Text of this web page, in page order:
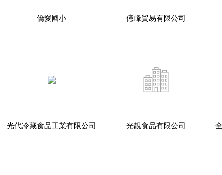
僑愛國小 億峰貿易有限公司
光代冷藏食品工業有限公司 光靚食品有限公司